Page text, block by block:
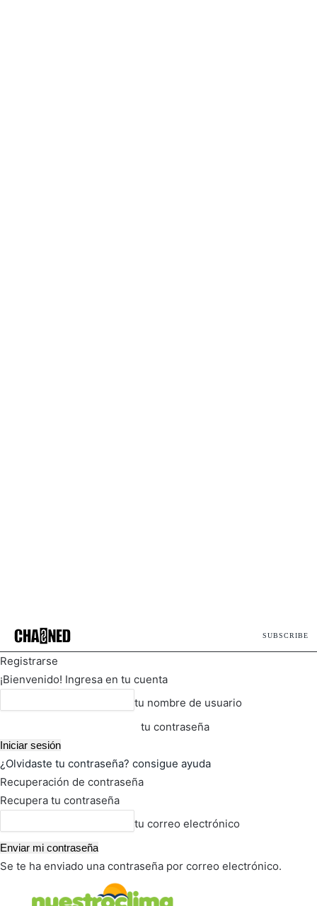
SUBSCRIBE
Registrarse
¡Bienvenido! Ingresa en tu cuenta
tu nombre de usuario
tu contraseña
¿Olvidaste tu contraseña? consigue ayuda
Recuperación de contraseña
Recupera tu contraseña
tu correo electrónico
Se te ha enviado una contraseña por correo electrónico.